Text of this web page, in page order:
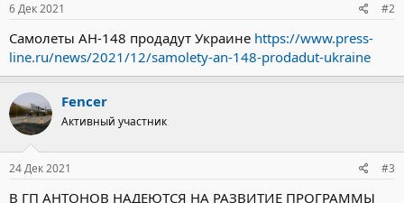
6 Дек 2021 #2
Самолеты АН-148 продадут Украине https://www.press-
line.ru/news/2021/12/samolety-an-148-prodadut-ukraine
Fencer
Активный участник
24 Дек 2021 #3
В ГП АНТОНОВ НАДЕЮТСЯ НА РАЗВИТИЕ ПРОГРАММЫ